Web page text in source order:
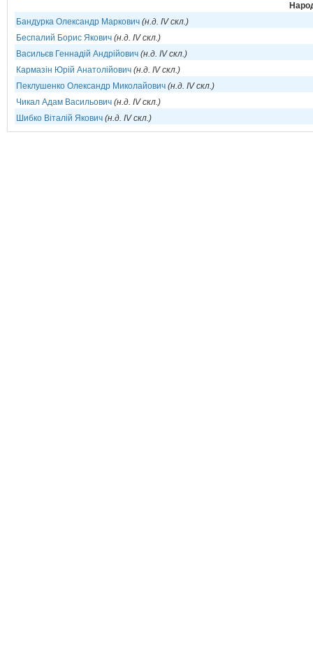
Бандурка Олександр Маркович (н.д. IV скл.)
Беспалий Борис Якович (н.д. IV скл.)
Васильєв Геннадій Андрійович (н.д. IV скл.)
Кармазін Юрій Анатолійович (н.д. IV скл.)
Пеклушенко Олександр Миколайович (н.д. IV скл.)
Чикал Адам Васильович (н.д. IV скл.)
Шибко Віталій Якович (н.д. IV скл.)